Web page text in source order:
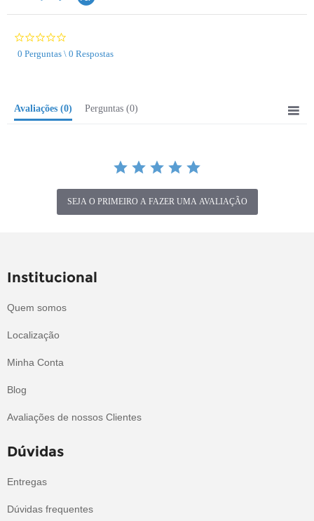
star
0 Perguntas \ 0 Respostas
Avaliações (0) Perguntas (0)
SEJA O PRIMEIRO A FAZER UMA AVALIAÇÃO
Institucional
Quem somos
Localização
Minha Conta
Blog
Avaliações de nossos Clientes
Dúvidas
Entregas
Dúvidas frequentes